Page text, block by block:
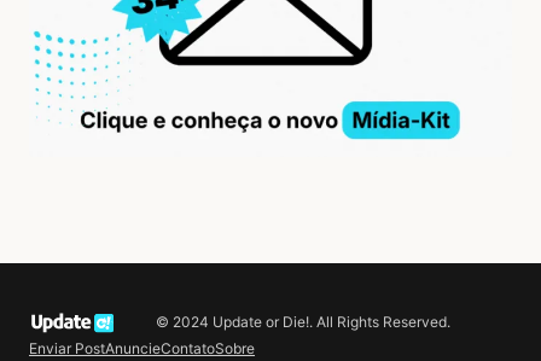
© 2024 Update or Die!. All Rights Reserved.
Enviar PostAnuncieContatoSobre